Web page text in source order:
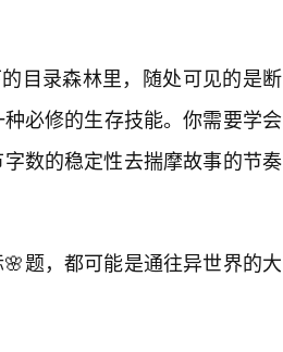
目录森林里，随处可见的是断
种必修的生存技能。你需要学会
数的稳定性去揣摩故事的节奏
题，都可能是通往异世界的大